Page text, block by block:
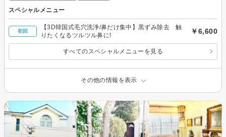
スペシャルメニュー
初回
【3D韓国式毛穴洗浄/鼻だけ集中】黒ずみ除去 触
りたくなるツルツル鼻に!
￥6,600
すべてのスペシャルメニューを見る
その他の情報を表示